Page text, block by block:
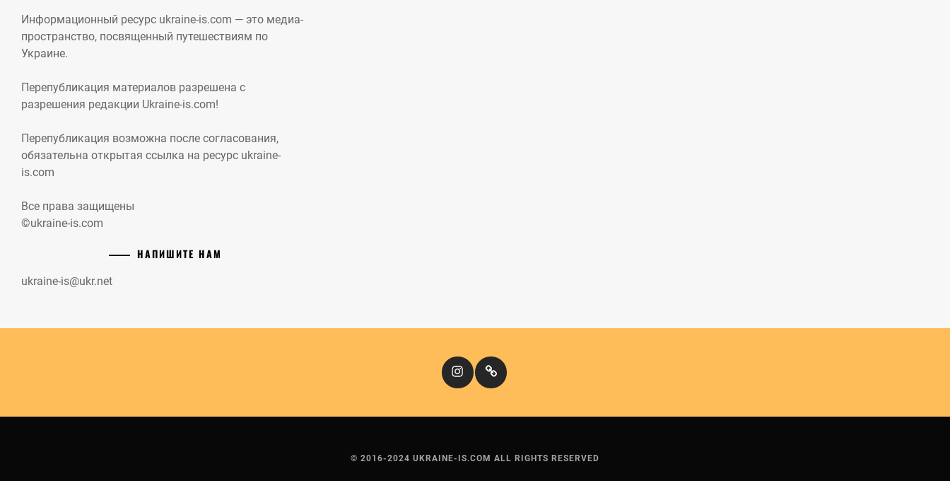
Информационный ресурс ukraine-is.com — это медиа-
пространство, посвященный путешествиям по
Украине.
Перепубликация материалов разрешена с
разрешения редакции Ukraine-is.com!
Перепубликация возможна после согласования,
обязательна открытая ссылка на ресурс ukraine-
is.com
Все права защищены
©ukraine-is.com
НАПИШИТЕ НАМ
ukraine-is@ukr.net
InstagramКіномандри
© 2016-2024 UKRAINE-IS.COM ALL RIGHTS RESERVED